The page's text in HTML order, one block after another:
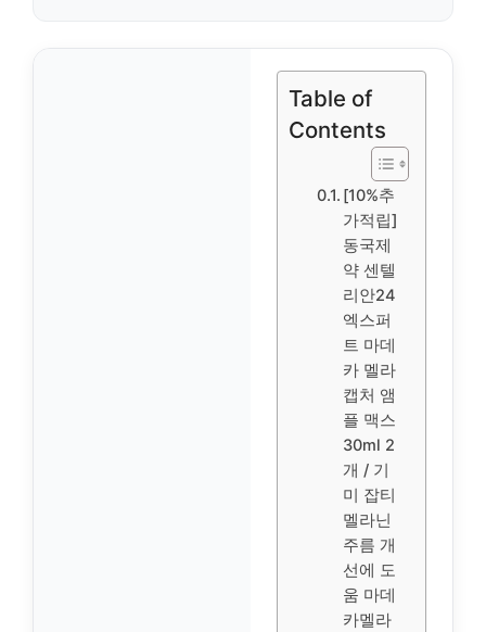
Table of
Contents
[10%추
가적립]
동국제
약 센텔
리안24
엑스퍼
트 마데
카 멜라
캡처 앰
플 맥스
30ml 2
개 / 기
미 잡티
멜라닌
주름 개
선에 도
움 마데
카멜라